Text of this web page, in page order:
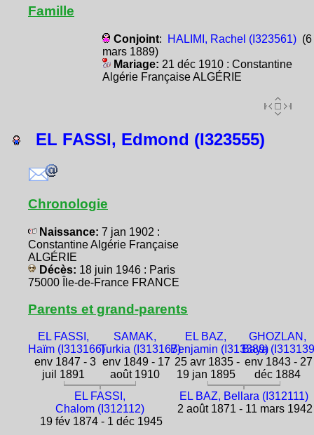
Famille
Conjoint: HALIMI, Rachel (I323561)(6
mars 1889)
Mariage: 21 déc 1910 : Constantine
Algérie Française ALGÉRIE
EL FASSI, Edmond (I323555)
Chronologie
Naissance: 7 jan 1902 :
Constantine Algérie Française
ALGÉRIE
Décès: 18 juin 1946 : Paris
75000 Île-de-France FRANCE
Parents et grand-parents
EL FASSI,
Haïm (I313166)
env 1847 - 3
juil 1891
SAMAK,
Turkia (I313167)
env 1849 - 17
août 1910
EL BAZ,
Benjamin (I313389)
25 avr 1835 -
19 jan 1895
GHOZLAN,
Baya
env 1843 - 27
déc 1884
EL FASSI,
Chalom (I312112)
19 fév 1874 - 1 déc 1945
EL BAZ, Bellara (I312111)
2 août 1871 - 11 mars 1942